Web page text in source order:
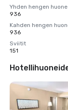
Yhden hengen huone
936
Kahden hengen
936
Sviitit
151